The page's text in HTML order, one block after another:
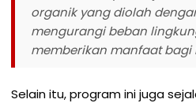
organik yang diolah
mengurangi beban
memberikan manfaat bagi
Selain itu, program ini juga